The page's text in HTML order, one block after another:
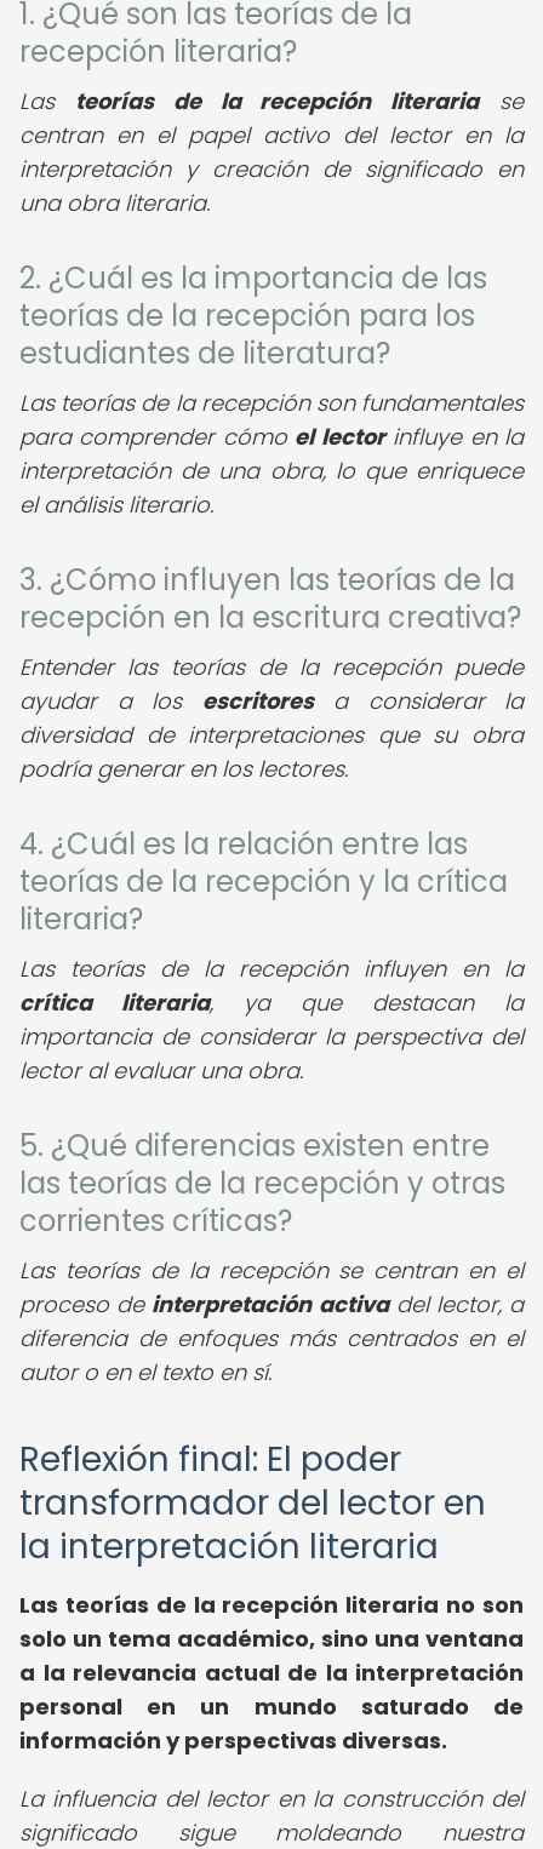
1. ¿Qué son las teorías de la
recepción literaria?
Las teorías de la recepción literariase
centran en el papel activo del lector en la
interpretación y creación de significado en
una obra literaria.
2. ¿Cuál es la importancia de las
teorías de la recepción para los
estudiantes de literatura?
Las teorías de la recepción son fundamentales
para comprender cómo el lectorinfluye en la
interpretación de una obra, lo que enriquece
el análisis literario.
3. ¿Cómo influyen las teorías de la
recepción en la escritura creativa?
Entender las teorías de la recepción puede
ayudar a los escritoresa considerar la
diversidad de interpretaciones que su obra
podría generar en los lectores.
4. ¿Cuál es la relación entre las
teorías de la recepción y la crítica
literaria?
Las teorías de la recepción influyen en la
crítica literaria, ya que destacan la
importancia de considerar la perspectiva del
lector al evaluar una obra.
5. ¿Qué diferencias existen entre
las teorías de la recepción y otras
corrientes críticas?
Las teorías de la recepción se centran en el
proceso de interpretación activadel lector, a
diferencia de enfoques más centrados en el
autor o en el texto en sí.
Reflexión final: El poder
transformador del lector en
la interpretación literaria
Las teorías de la recepción literaria no son
solo un tema académico, sino una ventana
a la relevancia actual de la interpretación
personal en un mundo saturado de
información y perspectivas diversas.
La influencia del lector en la construcción del
significado sigue moldeando nuestra